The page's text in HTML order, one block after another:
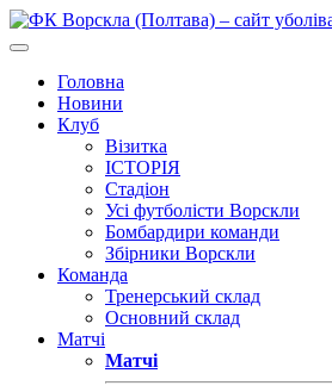
Головна
Новини
Клуб
Візитка
ІСТОРІЯ
Стадіон
Усі футболісти Ворскли
Бомбардири команди
Збірники Ворскли
Команда
Тренерський склад
Основний склад
Матчі
Матчі